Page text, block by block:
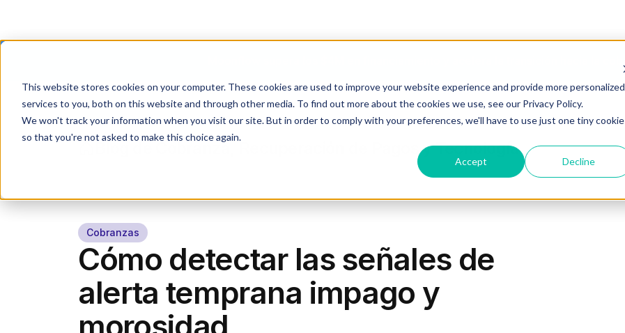
This website stores cookies on your computer. These cookies are used to improve your website experience and provide more personalized
services to you, both on this website and through other media. To find out more about the cookies we use, see our Privacy Policy.
We won't track your information when you visit our site. But in order to comply with your preferences, we'll have to use just one tiny cookie
so that you're not asked to make this choice again.
Accept Decline
Moonflow supera los $4M en financiamiento y acelera la transición hacia la
Industrias Agente IA Recursos Planes
Blog de Cobranza, Recuperación de Pagos y Tecnología
Cobranzas
Cómo detectar las señales de
alerta temprana impago y